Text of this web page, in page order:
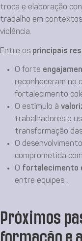
troca e elaboração
trabalho em
violência.
Entre os principais
O forte
reconheceram no
fortalecimento
O estímulo à
trabalhadores e
transformação
O
comprometida
O fortalecimento
entre equipes .
Próximos
formação e